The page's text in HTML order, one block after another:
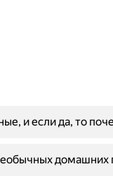
и если да, то